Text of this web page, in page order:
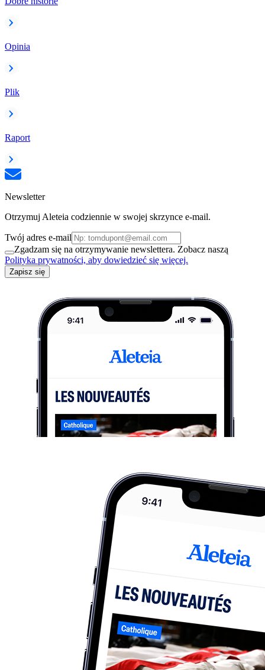
Opinia
Plik
Raport
Newsletter
Otrzymuj Aleteia codziennie w swojej skrzynce e-mail.
Twój adres e-mail
Zgadzam się na otrzymywanie newslettera. Zobacz naszą
Polityka prywatności, aby dowiedzieć się więcej.
Zapisz się